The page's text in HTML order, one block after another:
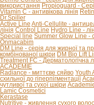
використання Propioguard -
Vitamin C - антивікова лінія
Dr.Spiller
Active Line Anti-Cellulite -
лінія Control Line Hydro Line -
Special line Summer Glow Line -
Onmacabim
DM Line - серія для жирної та
комбінованої шкіри DM Bio Lift
Treatment FC - Дерматологічна
ACADEMIE
Radiance - миттєве сяйво Youth
схильної до гіперпігментації
чутливої та сухої шкіри
Lamic Cosmetici
Kerastase
Nutritive - живлення сухого